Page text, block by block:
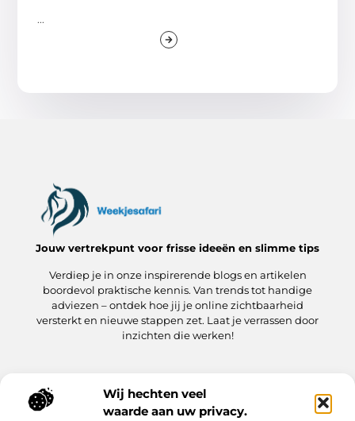
Wij hechten veel
waarde aan uw privacy.
...
Jouw vertrekpunt voor frisse ideeën en slimme tips
Verdiep je in onze inspirerende blogs en artikelen
boordevol praktische kennis. Van trends tot handige
adviezen – ontdek hoe jij je online zichtbaarheid
versterkt en nieuwe stappen zet. Laat je verrassen door
inzichten die werken!
Onze informatie